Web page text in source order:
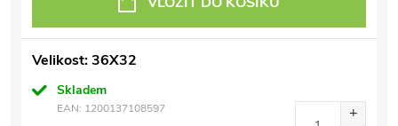
Velikost: 36X32
Skladem
EAN: 1200137108597